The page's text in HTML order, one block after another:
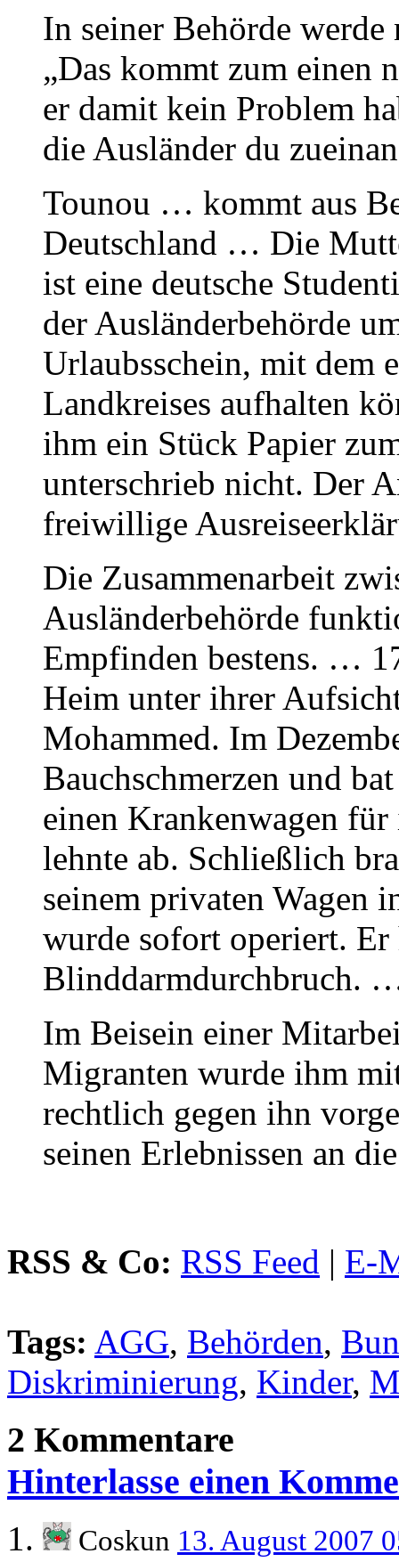
In seiner Behörde
„Das kommt zum einen
er damit kein Problem
die Ausländer du
Tounou … kommt aus
Deutschland … Die
ist eine deutsche
der Ausländerbehörde
Urlaubsschein, mit dem
Landkreises aufhalten
ihm ein Stück Papier
unterschrieb nicht. Der
freiwillige
Die Zusammenarbeit
Ausländerbehörde
Empfinden bestens. …
Heim unter ihrer
Mohammed. Im
Bauchschmerzen und
einen Krankenwagen
lehnte ab. Schließlich
seinem privaten Wagen
wurde sofort operiert. Er
Blinddarmdurchbruch.
Im Beisein einer
Migranten wurde ihm
rechtlich gegen ihn
seinen Erlebnissen an
RSS & Co: RSS Feed | E-
Tags: AGG, Behörden,
Diskriminierung, Kinder,
2 Kommentare
Hinterlasse einen
Coskun 13. August 2007